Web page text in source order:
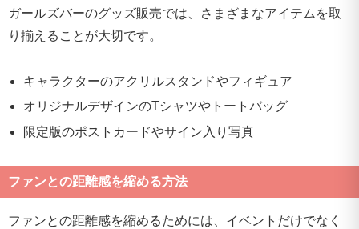
ガールズバーのグッズ販売では、さまざまなアイテムを取
り揃えることが大切です。
キャラクターのアクリルスタンドやフィギュア
オリジナルデザインのTシャツやトートバッグ
限定版のポストカードやサイン入り写真
ファンとの距離感を縮める方法
ファンとの距離感を縮めるためには、イベントだけでなく